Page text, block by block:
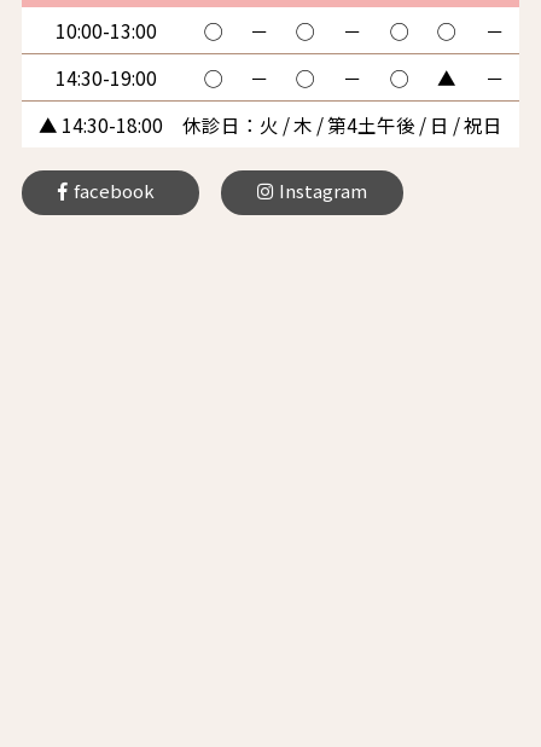
10:00-13:00
◯ － ◯ － ◯ ◯
－
14:30-19:00
◯ － ◯ － ◯ ▲
－
▲ 14:30-18:00 休診日：火 / 木 / 第4土午後 / 日 / 祝日
facebook Instagram